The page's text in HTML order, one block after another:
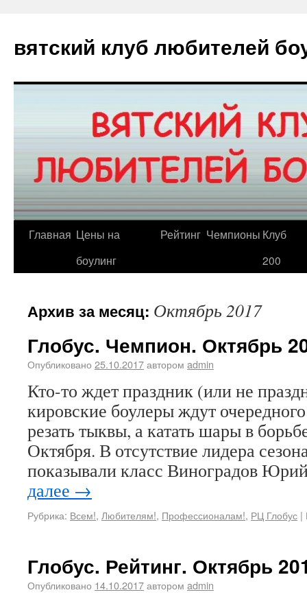
вятский клуб любителей
Главная Цены на
боулинг
Рейтинг Чемпионы Клуб
200
Архив за месяц: Октябрь 2017
Глобус. Чемпион. Октябрь
Опубликовано 25.10.2017автором admin
Кто-то ждет праздник (или не
кировские боулеры ждут
резать тыквы, а катать шары в
Октября. В отсутствие лидера
показывали класс Виноградов
далее →
Рубрика: Всем!, Любителям!, Профессионалам!, РЦ Глобус |
Глобус. Рейтинг. Октябрь
Опубликовано 14.10.2017автором admin